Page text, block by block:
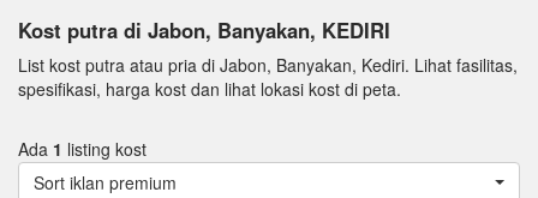
Kost putra di Jabon, Banyakan, KEDIRI
List kost putra atau pria di Jabon, Banyakan, Kediri. Lihat fasilitas,
spesifikasi, harga kost dan lihat lokasi kost di peta.
Ada 1 listing kost
Sort iklan premium